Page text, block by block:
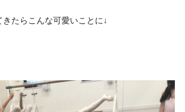
たらこんな可愛いことに↓